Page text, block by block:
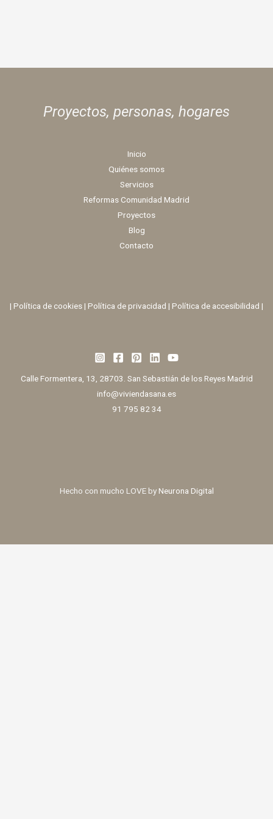
Proyectos, personas, hogares
Inicio
Quiénes somos
Servicios
Reformas Comunidad Madrid
Proyectos
Blog
Contacto
| Política de cookies| Política de privacidad | Política de accesibilidad |
Calle Formentera, 13, 28703. San Sebastián de los Reyes Madrid
info@viviendasana.es
91 795 82 34
Hecho con mucho LOVE byNeurona Digital